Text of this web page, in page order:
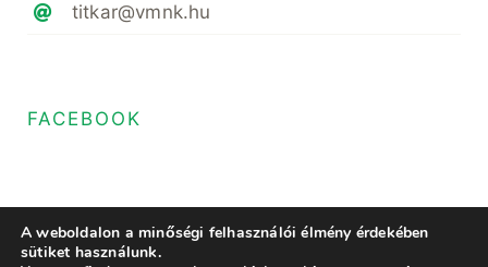
titkar@vmnk.hu
FACEBOOK
A weboldalon a minőségi felhasználói élmény érdekében
sütiket használunk.